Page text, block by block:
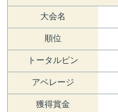
大会名
順位
トータルピン
アベレージ
獲得賞金